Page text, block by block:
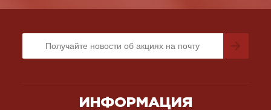
ИНФОРМАЦИЯ